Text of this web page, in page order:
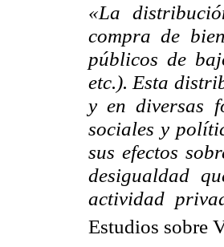
«La
compra de
públicos de
etc.). Esta
y en diversas
sociales y
sus efectos
desigualdad
actividad
Estudios sobre